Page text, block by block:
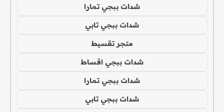
شدات ببجي تمارا
شدات ببجي تابي
متجر تقسيط
شدات ببجي اقساط
شدات ببجي تمارا
شدات ببجي تابي